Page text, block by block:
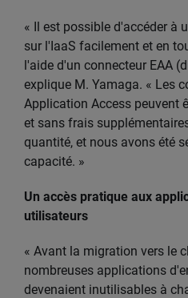
« Il est possible d'accéder à
sur l'IaaS facilement et en
l'aide d'un connecteur EAA
explique M. Yamaga. « Les
Application Access peuvent
et sans frais
quantité, et nous avons été
capacité. »
Un accès pratique aux
utilisateurs
« Avant la migration vers le
nombreuses applications
devenaient inutilisables à